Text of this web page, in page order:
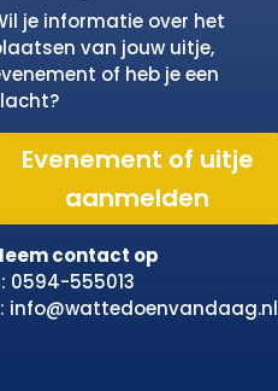
je informatie over het
van jouw uitje,
of heb je een
Evenement of uitje
aanmelden
contact op
0594-555013
info@wattedoenvandaag.nl